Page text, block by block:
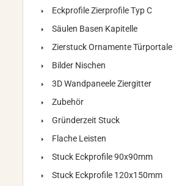
Eckprofile Zierprofile Typ C
Säulen Basen Kapitelle
Zierstuck Ornamente Türportale
Bilder Nischen
3D Wandpaneele Ziergitter
Zubehör
Gründerzeit Stuck
Flache Leisten
Stuck Eckprofile 90x90mm
Stuck Eckprofile 120x150mm